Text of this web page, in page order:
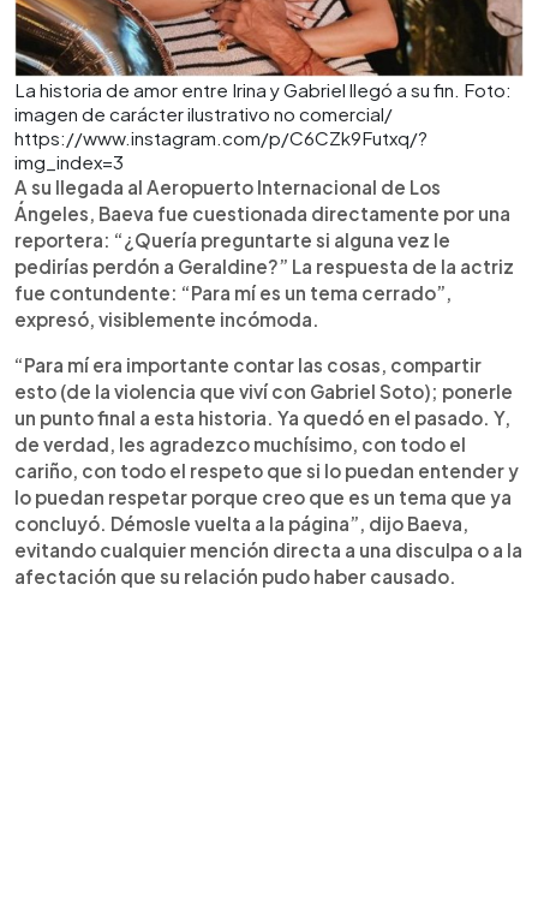
La historia de amor entre Irina y Gabriel llegó a su fin. Foto:
imagen de carácter ilustrativo no comercial/
https://www.instagram.com/p/C6CZk9Futxq/?
img_index=3
A su llegada al Aeropuerto Internacional de Los
Ángeles, Baeva fue cuestionada directamente por una
reportera: “¿Quería preguntarte si alguna vez le
pedirías perdón a Geraldine?” La respuesta de la actriz
fue contundente: “Para mí es un tema cerrado”,
expresó, visiblemente incómoda.
“Para mí era importante contar las cosas, compartir
esto (de la violencia que viví con Gabriel Soto); ponerle
un punto final a esta historia. Ya quedó en el pasado. Y,
de verdad, les agradezco muchísimo, con todo el
cariño, con todo el respeto que si lo puedan entender y
lo puedan respetar porque creo que es un tema que ya
concluyó. Démosle vuelta a la página”, dijo Baeva,
evitando cualquier mención directa a una disculpa o a la
afectación que su relación pudo haber causado.